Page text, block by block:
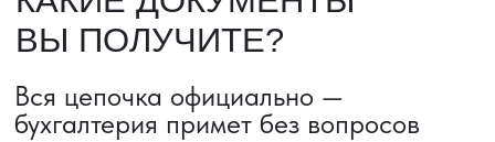
Сроки от 5 дней
Авиадоставка
Мультимодальные перевозки
Железнодорожные перевозки
Автогрузоперевозки